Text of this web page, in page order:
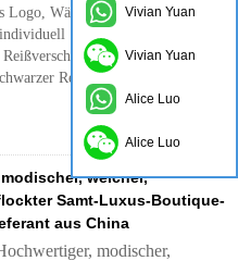
Logo, Wärmeübertragungslogo,
goldener
Reißverschluss,
weicher,
Samt-Luxus-Boutique-
aus China
modischer,
Vivian Yuan
Vivian Yuan
Alice Luo
Alice Luo